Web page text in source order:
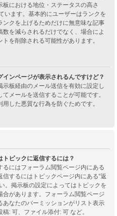
における地位・ステータスの高さ
います。基本的にユーザーはランクを
クを上げるためだけに無意味な記事
を減らされるだけでなく、場合によ
を削除される可能性があります。
ンページが表示されるんですけど？
板経由のメール送信を有効に設定し
メールを送信することが可能です。
した悪質な行為を防ぐためです。
ピックに返信するには？
にはフォーラム閲覧ページ内にある
するにはトピックページ内にある“返
。掲示板の設定によってはトピックを
があります。フォーラム閲覧ページ
なたのパーミッションがリスト表示
: 可、ファイル添付: 可 など。